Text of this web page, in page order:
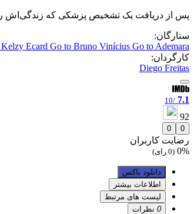
پس از دریافت یک تشخیص پزشکی که زندگی‌اش را
ستارگان:
Ecard Go to Bruno Vinícius Go to Ademara
کارگردان:
Diego Freitas
7.1
/10
92
0
0
رضایت کاربران
0% (0 رای)
دانلود باکس
اطلاعات بیشتر
لیست های مرتبط
0 نظرات